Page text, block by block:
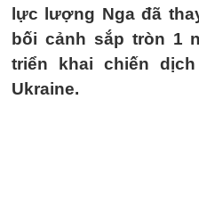
lực lượng Nga đã
bối cảnh sắp tròn 1
triển khai chiến
Ukraine.